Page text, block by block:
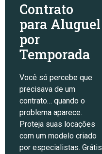
Contrato
para Aluguel
por
Temporada
Você só percebe que
precisava de um
contrato… quando o
problema aparece.
Proteja suas locações
com um modelo criado
por especialistas. Grátis